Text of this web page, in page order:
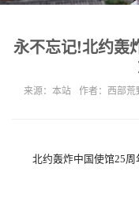
永不忘记!北约轰
来源： 本站 作者： 西部荒
北约轰炸中国使馆25周